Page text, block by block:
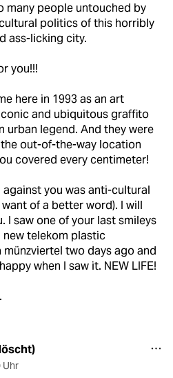
many people untouched by
politics of this horribly
ass-licking city.
you!!!
here in 1993 as an art
and ubiquitous graffito
urban legend. And they were
the out-of-the-way location
covered every centimeter!
against you was anti-cultural
of a better word). I will
I saw one of your last smileys
telekom plastic
two days ago and
when I saw it. NEW LIFE!
Uhr